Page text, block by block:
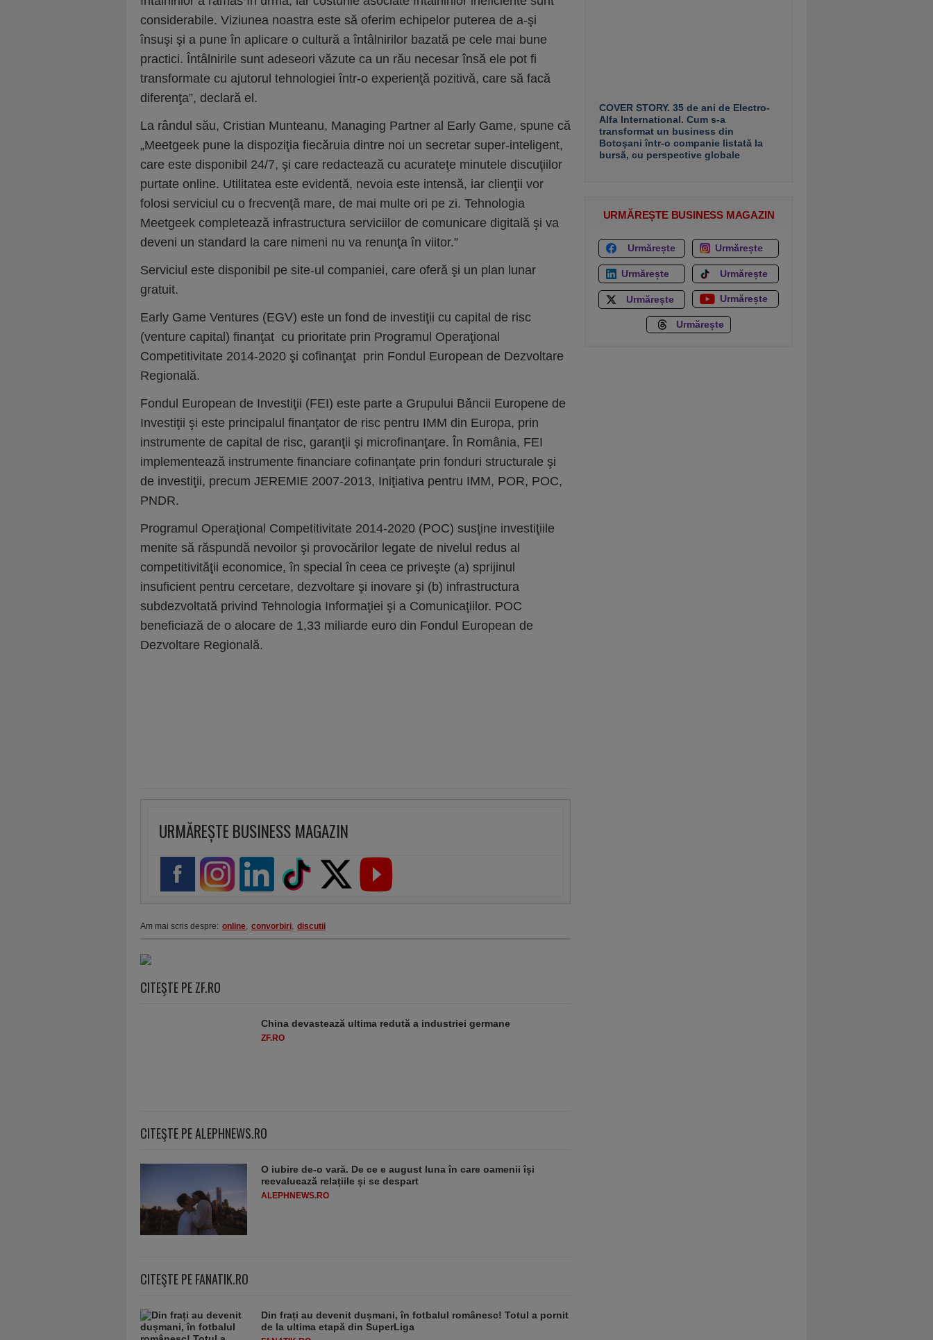
considerabile. Viziunea noastra este să oferim echipelor puterea de a-şi
însuşi şi a pune în aplicare o cultură a întâlnirilor bazată pe cele mai bune
practici. Întâlnirile sunt adeseori văzute ca un rău necesar însă ele pot fi
transformate cu ajutorul tehnologiei într-o experienţă pozitivă, care să facă
diferenţa”, declară el.
La rândul său, Cristian Munteanu, Managing Partner al Early Game, spune că
„Meetgeek pune la dispoziţia fiecăruia dintre noi un secretar super-inteligent,
care este disponibil 24/7, şi care redactează cu acurateţe minutele discuţiilor
purtate online. Utilitatea este evidentă, nevoia este intensă, iar clienţii vor
folosi serviciul cu o frecvenţă mare, de mai multe ori pe zi. Tehnologia
Meetgeek completează infrastructura serviciilor de comunicare digitală şi va
deveni un standard la care nimeni nu va renunţa în viitor.”
Serviciul este disponibil pe site-ul companiei, care oferă şi un plan lunar
gratuit.
Early Game Ventures (EGV) este un fond de investiţii cu capital de risc
(venture capital) finanţat cu prioritate prin Programul Operaţional
Competitivitate 2014-2020 şi cofinanţat prin Fondul European de Dezvoltare
Regională.
Fondul European de Investiţii (FEI) este parte a Grupului Bǎncii Europene de
Investiţii şi este principalul finanţator de risc pentru IMM din Europa, prin
instrumente de capital de risc, garanţii şi microfinanţare. În România, FEI
implementează instrumente financiare cofinanţate prin fonduri structurale şi
de investiţii, precum JEREMIE 2007-2013, Iniţiativa pentru IMM, POR, POC,
PNDR.
Programul Operaţional Competitivitate 2014-2020 (POC) susţine investiţiile
menite să răspundă nevoilor şi provocărilor legate de nivelul redus al
competitivităţii economice, în special în ceea ce priveşte (a) sprijinul
insuficient pentru cercetare, dezvoltare şi inovare şi (b) infrastructura
subdezvoltată privind Tehnologia Informaţiei şi a Comunicaţiilor. POC
beneficiază de o alocare de 1,33 miliarde euro din Fondul European de
Dezvoltare Regională.
URMĂREȘTE BUSINESS MAGAZIN
Am mai scris despre: online, convorbiri, discutii
CITEŞTE PE ZF.RO
China devastează ultima redută a industriei germane
ZF.RO
CITEŞTE PE ALEPHNEWS.RO
O iubire de-o vară. De ce e august luna în care oamenii își
reevaluează relațiile și se despart
ALEPHNEWS.RO
CITEŞTE PE FANATIK.RO
Din frați au devenit dușmani, în fotbalul românesc! Totul a pornit
de la ultima etapă din SuperLiga
COVER STORY. 35 de ani de Electro-
Alfa International. Cum s-a
transformat un business din
Botoşani într-o companie listată la
bursă, cu perspective globale
URMĂREȘTE BUSINESS MAGAZIN
Urmărește Urmărește
Urmărește Urmărește
Urmărește Urmărește
Urmărește